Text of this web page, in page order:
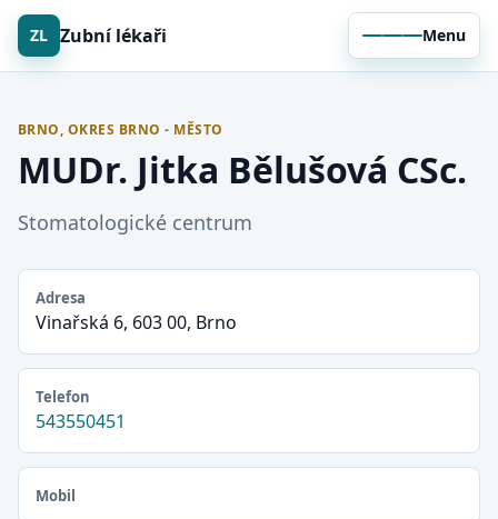
ZL Zubní lékaři Menu
BRNO, OKRES BRNO - MĚSTO
MUDr. Jitka Bělušová CSc.
Stomatologické centrum
Adresa
Vinařská 6, 603 00, Brno
Telefon
543550451
Mobil